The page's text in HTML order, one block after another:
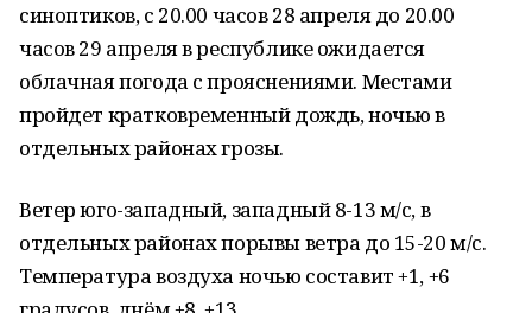
синоптиков, с 20.00 часов 28 апреля до 20.00
часов 29 апреля в республике ожидается
облачная погода с прояснениями. Местами
пройдет кратковременный дождь, ночью в
отдельных районах грозы.
Ветер юго-западный, западный 8-13 м/с, в
отдельных районах порывы ветра до 15-20 м/с.
Температура воздуха ночью составит +1, +6